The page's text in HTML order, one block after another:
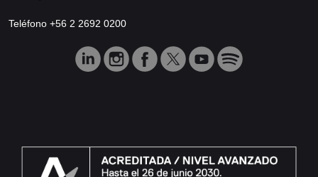
Teléfono +56 2 2692 0200